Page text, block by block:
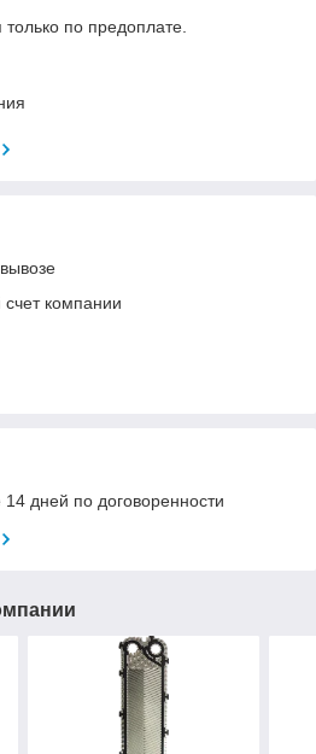
по предоплате.
компании
14 дней по договоренности